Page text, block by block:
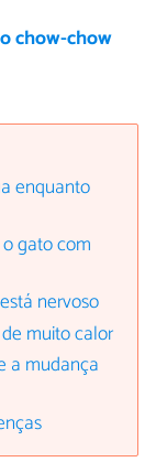
chow-chow
enquanto
gato com
nervoso
muito calor
a mudança